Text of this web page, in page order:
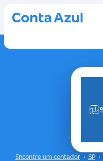
Encontre um contador › SP ›